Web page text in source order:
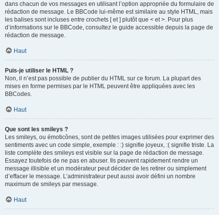
dans chacun de vos messages en utilisant l’option appropriée du formulaire de
rédaction de message. Le BBCode lui-même est similaire au style HTML, mais
les balises sont incluses entre crochets [ et ] plutôt que < et >. Pour plus
d’informations sur le BBCode, consultez le guide accessible depuis la page de
rédaction de message.
Haut
Puis-je utiliser le HTML ?
Non, il n’est pas possible de publier du HTML sur ce forum. La plupart des
mises en forme permises par le HTML peuvent être appliquées avec les
BBCodes.
Haut
Que sont les smileys ?
Les smileys, ou émoticônes, sont de petites images utilisées pour exprimer des
sentiments avec un code simple, exemple : :) signifie joyeux, :( signifie triste. La
liste complète des smileys est visible sur la page de rédaction de message.
Essayez toutefois de ne pas en abuser. Ils peuvent rapidement rendre un
message illisible et un modérateur peut décider de les retirer ou simplement
d’effacer le message. L’administrateur peut aussi avoir défini un nombre
maximum de smileys par message.
Haut